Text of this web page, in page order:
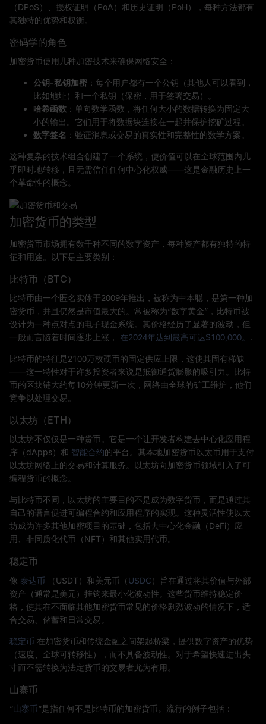
（DPoS）、授权证明（PoA）和历史证明（PoH），每种方法都有
其独特的优势和权衡。
密码学的角色
加密货币使用几种加密技术来确保网络安全：
公钥-私钥加密 ：每个用户都有一个公钥（其他人可以看到，
比如地址）和一个私钥（保密，用于签署交易）。
哈希函数 ：单向数学函数，将任何大小的数据转换为固定大
小的输出。它们用于将数据块连接在一起并保护挖矿过程。
数字签名 ：验证消息或交易的真实性和完整性的数学方案。
这种复杂的技术组合创建了一个系统，使价值可以在全球范围内几
乎即时地转移，且无需信任任何中心化权威——这是金融历史上一
个革命性的概念。
加密货币的类型
加密货币市场拥有数千种不同的数字资产，每种资产都有独特的特
征和用途。以下是主要类别：
比特币（BTC）
比特币由一个匿名实体于2009年推出，被称为中本聪，是第一种加
密货币，并且仍然是市值最大的。常被称为“数字黄金”，比特币被
设计为一种点对点的电子现金系统。其价格经历了显著的波动，但
一般而言随着时间逐步上涨， 在2024年达到最高可达$100,000。 .
比特币的特征是2100万枚硬币的固定供应上限，这使其固有稀缺
——这一特性对于许多投资者来说是抵御通货膨胀的吸引力。比特
币的区块链大约每10分钟更新一次，网络由全球的矿工维护，他们
竞争以处理交易。
以太坊（ETH）
以太坊不仅仅是一种货币。它是一个让开发者构建去中心化应用程
序（dApps）和 智能合约的平台。其本地加密货币以太币用于支付
以太坊网络上的交易和计算服务。以太坊向加密货币领域引入了可
编程货币的概念。
与比特币不同，以太坊的主要目的不是成为数字货币，而是通过其
自己的语言促进可编程合约和应用程序的实现。这种灵活性使以太
坊成为许多其他加密项目的基础，包括去中心化金融（DeFi）应
用、非同质化代币（NFT）和其他实用代币。
稳定币
像 泰达币 （USDT）和美元币（USDC）旨在通过将其价值与外部
资产（通常是美元）挂钩来最小化波动性。这些货币维持稳定价
格，使其在不面临其他加密货币常见的价格剧烈波动的情况下，适
合交易、储蓄和日常交易。
稳定币 在加密货币和传统金融之间架起桥梁，提供数字资产的优势
（速度、全球可转移性），而不具备波动性。对于希望快速进出头
寸而不需转换为法定货币的交易者尤为有用。
山寨币
“山寨币“是指任何不是比特币的加密货币。流行的例子包括：